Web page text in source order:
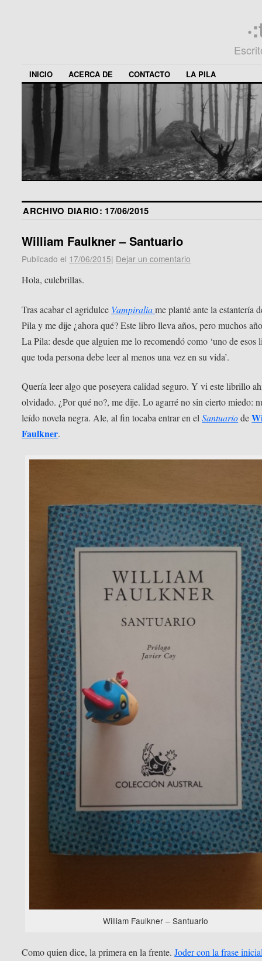
INICIO ACERCA DE CONTACTO LA PILA
ARCHIVO DIARIO: 17/06/2015
William Faulkner – Santuario
Publicado el 17/06/2015| Dejar un comentario
Hola, culebrillas.
Tras acabar el agridulce Vampiralia me planté ante la estantería
Pila y me dije ¿ahora qué? Este libro lleva años, pero muchos
La Pila: desde que alguien me lo recomendó como ‘uno de esos
que toda persona debe leer al menos una vez en su vida’.
Quería leer algo que poseyera calidad seguro. Y vi este librillo
olvidado. ¿Por qué no?, me dije. Lo agarré no sin cierto miedo:
leído novela negra. Ale, al fin tocaba entrar en elSantuariode
Faulkner.
William Faulkner – Santuario
Como quien dice, la primera en la frente.Joder con la frase